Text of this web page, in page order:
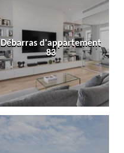
Débarras d'appartement
83